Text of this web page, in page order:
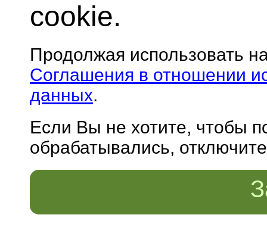
cookie.
Продолжая использовать
Соглашения в отношении
данных.
Если Вы не хотите, чтобы
обрабатывались,